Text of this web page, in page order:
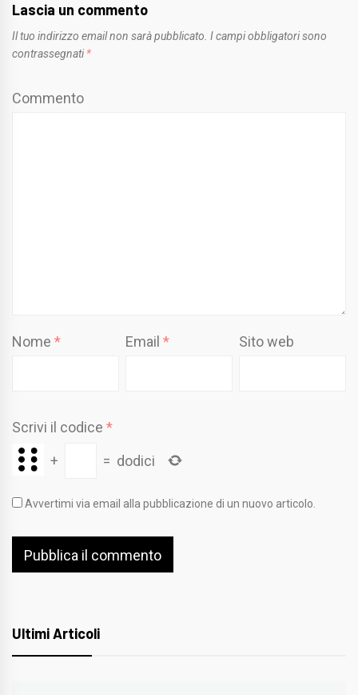
Lascia un commento
Il tuo indirizzo email non sarà pubblicato. I campi obbligatori sono
contrassegnati *
Commento
Nome * Email* Sito web
Scrivi il codice *
+
= dodici
Avvertimi via email alla pubblicazione di un nuovo articolo.
Ultimi Articoli